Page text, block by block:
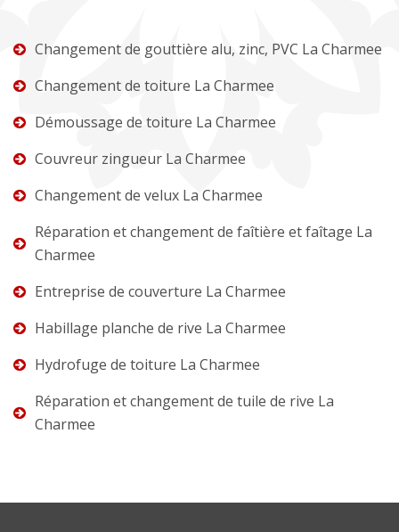
Changement de gouttière alu, zinc, PVC La Charmee
Changement de toiture La Charmee
Démoussage de toiture La Charmee
Couvreur zingueur La Charmee
Changement de velux La Charmee
Réparation et changement de faîtière et faîtage La
Charmee
Entreprise de couverture La Charmee
Habillage planche de rive La Charmee
Hydrofuge de toiture La Charmee
Réparation et changement de tuile de rive La
Charmee